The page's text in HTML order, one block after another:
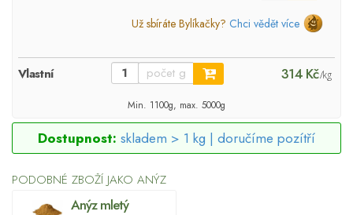
Už sbíráte Bylíkačky? Chci vědět více
Vlastní 314 Kč/kg
Min. 1100g, max. 5000g
Dostupnost: skladem > 1 kg | doručíme pozítří
PODOBNÉ ZBOŽÍ JAKO ANÝZ
Anýz mletý